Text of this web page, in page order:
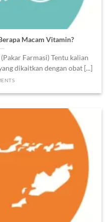
Macam Vitamin?
Farmasi) Tentu kalian
dikaitkan dengan obat [...]